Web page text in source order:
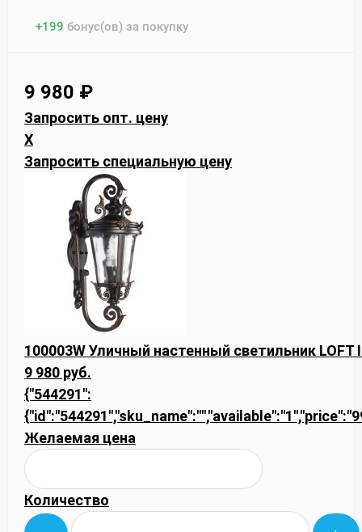
+199 бонус(ов) за покупку
9 980 ₽
Запросить опт. цену
X
Запросить специальную цену
100003W Уличный настенный светильник LOFT
9 980 руб.
{"544291":
Желаемая цена
Количество